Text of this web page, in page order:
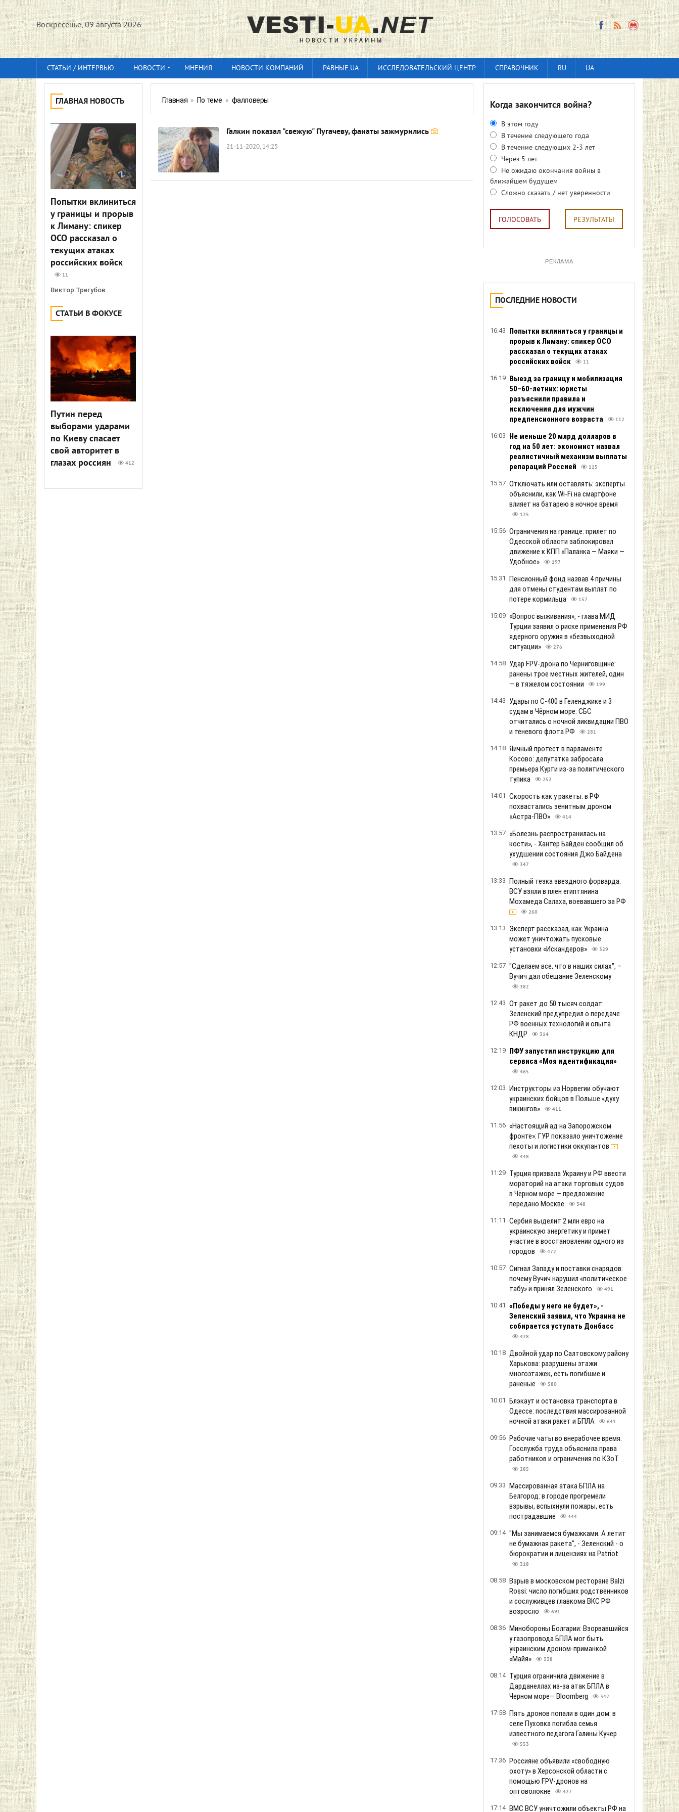
Воскресенье, 09 августа 2026
СТАТЬИ / ИНТЕРВЬЮ НОВОСТИ МНЕНИЯ НОВОСТИ КОМПАНИЙ РАВНЫЕ.UA ИССЛЕДОВАТЕЛЬСКИЙ ЦЕНТР СПРАВОЧНИК RU UA
ГЛАВНАЯ НОВОСТЬ
Попытки вклиниться
у границы и прорыв
к Лиману: спикер
ОСО рассказал о
текущих атаках
российских войск
11
Виктор Трегубов
СТАТЬИ В ФОКУСЕ
Путин перед
выборами ударами
по Киеву спасает
свой авторитет в
глазах россиян
412
Главная » По теме » фалловеры
Галкин показал "свежую" Пугачеву, фанаты зажмурились
21-11-2020, 14:25
Когда закончится война?
В этом году
В течение следующего года
В течение следующих 2-3 лет
Через 5 лет
Не ожидаю окончания войны в
ближайшем будущем
Сложно сказать / нет уверенности
ГОЛОСОВАТЬ РЕЗУЛЬТАТЫ
РЕКЛАМА
ПОСЛЕДНИЕ НОВОСТИ
16:43 Попытки вклиниться у границы и
прорыв к Лиману: спикер ОСО
рассказал о текущих атаках
российских войск
11
16:19 Выезд за границу и мобилизация
50–60-летних: юристы
разъяснили правила и
исключения для мужчин
предпенсионного возраста
112
16:03 Не меньше 20 млрд долларов в
год на 50 лет: экономист назвал
реалистичный механизм выплаты
репараций Россией
115
15:57 Отключать или оставлять: эксперты
объяснили, как Wi-Fi на смартфоне
влияет на батарею в ночное время
125
15:56 Ограничения на границе: прилет по
Одесской области заблокировал
движение к КПП «Паланка — Маяки —
Удобное»
197
15:31 Пенсионный фонд назвав 4 причины
для отмены студентам выплат по
потере кормильца
157
15:09 «Вопрос выживания», - глава МИД
Турции заявил о риске применения РФ
ядерного оружия в «безвыходной
ситуации»
276
14:58 Удар FPV-дрона по Черниговщине:
ранены трое местных жителей, один
— в тяжелом состоянии
199
14:43 Удары по С-400 в Геленджике и 3
судам в Чёрном море: СБС
отчитались о ночной ликвидации ПВО
и теневого флота РФ
281
14:18 Яичный протест в парламенте
Косово: депутатка забросала
премьера Курти из-за политического
тупика
252
14:01 Скорость как у ракеты: в РФ
похвастались зенитным дроном
«Астра-ПВО»
414
13:57 «Болезнь распространилась на
кости», - Хантер Байден сообщил об
ухудшении состояния Джо Байдена
347
13:33 Полный тезка звездного форварда:
ВСУ взяли в плен египтянина
Мохамеда Салаха, воевавшего за РФ
260
13:13 Эксперт рассказал, как Украина
может уничтожать пусковые
установки «Искандеров»
329
12:57 "Сделаем все, что в наших силах", –
Вучич дал обещание Зеленскому
382
12:43 От ракет до 50 тысяч солдат:
Зеленский предупредил о передаче
РФ военных технологий и опыта
КНДР
314
12:19 ПФУ запустил инструкцию для
сервиса «Моя идентификация»
465
12:03 Инструкторы из Норвегии обучают
украинских бойцов в Польше «духу
викингов»
411
11:56 «Настоящий ад на Запорожском
фронте»: ГУР показало уничтожение
пехоты и логистики оккупантов
448
11:29 Турция призвала Украину и РФ ввести
мораторий на атаки торговых судов
в Чёрном море — предложение
передано Москве
348
11:11 Сербия выделит 2 млн евро на
украинскую энергетику и примет
участие в восстановлении одного из
городов
472
10:57 Сигнал Западу и поставки снарядов:
почему Вучич нарушил «политическое
табу» и принял Зеленского
491
10:41 «Победы у него не будет», -
Зеленский заявил, что Украина не
собирается уступать Донбасс
428
10:18 Двойной удар по Салтовскому району
Харькова: разрушены этажи
многоэтажек, есть погибшие и
раненые
580
10:01 Блэкаут и остановка транспорта в
Одессе: последствия массированной
ночной атаки ракет и БПЛА
641
09:56 Рабочие чаты во внерабочее время:
Госслужба труда объяснила права
работников и ограничения по КЗоТ
285
09:33 Массированная атака БПЛА на
Белгород: в городе прогремели
взрывы, вспыхнули пожары, есть
пострадавшие
344
09:14 "Мы занимаемся бумажками. А летит
не бумажная ракета", - Зеленский - о
бюрократии и лицензиях на Patriot
318
08:58 Взрыв в московском ресторане Balzi
Rossi: число погибших родственников
и сослуживцев главкома ВКС РФ
возросло
691
08:36 Минобороны Болгарии: Взорвавшийся
у газопровода БПЛА мог быть
украинским дроном-приманкой
«Майя»
338
08:14 Турция ограничила движение в
Дарданеллах из-за атак БПЛА в
Черном море— Bloomberg
342
17:58 Пять дронов попали в один дом: в
селе Пуховка погибла семья
известного педагога Галины Кучер
553
17:36 Россияне объявили «свободную
охоту» в Херсонской области с
помощью FPV-дронов на
оптоволокне
427
17:14 ВМС ВСУ уничтожили объекты РФ на